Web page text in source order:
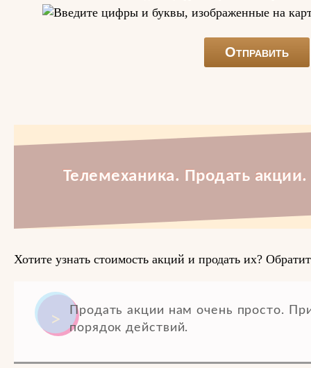
Телемеханика. Продать
Хотите узнать стоимость акций и продать их?
Продать акции нам очень просто.
порядок действий.